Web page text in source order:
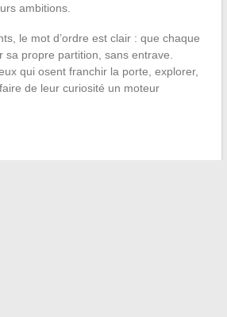
ambitions.
le mot d’ordre est clair : que chaque
sa propre partition, sans entrave.
qui osent franchir la porte, explorer,
de leur curiosité un moteur